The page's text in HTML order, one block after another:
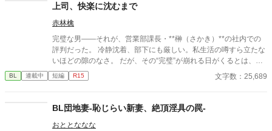
上司、快楽に沈むまで
赤林檎
完璧な男――それが、営業部課長・**榊（さかき）**の社内での
評判だった。 冷静沈着、部下にも厳しい。私生活の噂すら立たな
いほどの隙のなさ。 だが、その“完璧”が崩れる日がくるとは、誰
も想像していなかった。 入社三年目の篠原は、榊の直属の部下。
真面目だが強気で、どこか挑発的な笑みを浮かべる青年。 ある
原は上司に向かって、いつもの穏やかな口調を崩した。「……そ
んな顔、部下には見せないんですね」 疲労で僅かに緩んだ榊の表
情。 その弱さを見逃さず、篠原はデスク越しに距離を詰める。
BL 連載中 短編 R15 文字数：25,689
BL団地妻-恥じらい新妻、絶頂淫具の罠-
おととななな